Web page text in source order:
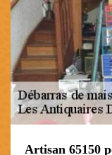
Artisan 65150